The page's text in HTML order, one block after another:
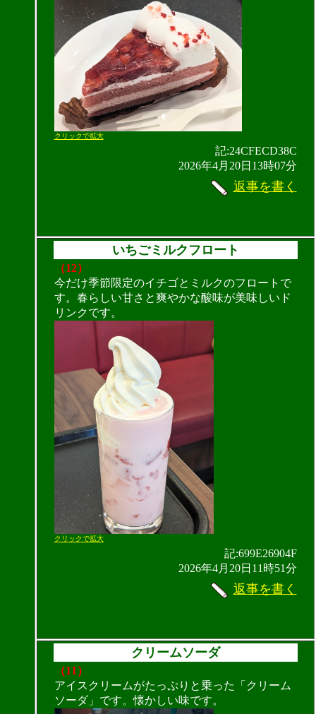
クリックで拡大
記:24CFECD38C
2026年4月20日13時07分
返事を書く
いちごミルクフロート
（12）
今だけ季節限定のイチゴとミルクのフロートで
す。春らしい甘さと爽やかな酸味が美味しいド
リンクです。
クリックで拡大
記:699E26904F
2026年4月20日11時51分
返事を書く
クリームソーダ
（11）
アイスクリームがたっぷりと乗った「クリーム
ソーダ」です。懐かしい味です。